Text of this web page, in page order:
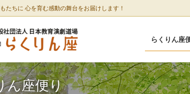
たちに 心を育む感動の舞台をお届けします！
らくりん座
ん座便り